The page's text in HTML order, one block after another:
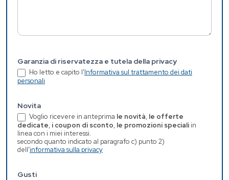
Garanzia di riservatezza e tutela della privacy
Ho letto e capito l'Informativa sul trattamento dei dati
personali
Novita
Voglio ricevere in anteprima le novità, le offerte
dedicate, i coupon di sconto, le promozioni specialiin
linea con i miei interessi.
secondo quanto indicato al paragrafo c) punto 2)
dell'informativa sulla privacy
Gusti